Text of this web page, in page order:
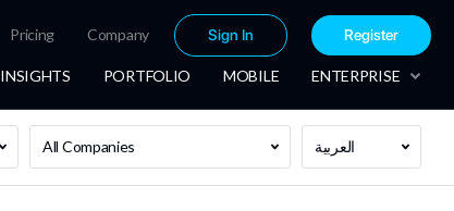
Pricing Company Sign In Register
INSIGHTS PORTFOLIO MOBILE ENTERPRISE
All Companies العربية